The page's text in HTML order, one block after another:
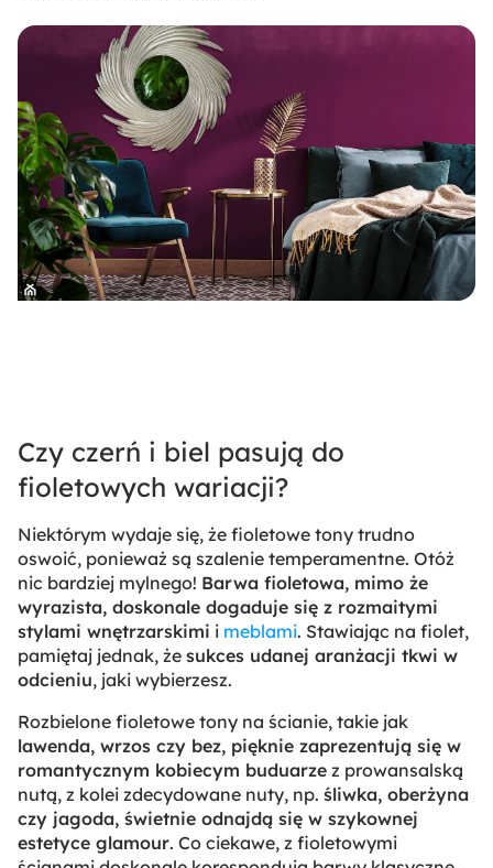
Czy czerń i biel pasują do
fioletowych wariacji?
Niektórym wydaje się, że fioletowe tony trudno
oswoić, ponieważ są szalenie temperamentne. Otóż
nic bardziej mylnego! Barwa fioletowa, mimo że
wyrazista, doskonale dogaduje się z rozmaitymi
stylami wnętrzarskimi i meblami. Stawiając na fiolet,
pamiętaj jednak, że sukces udanej aranżacji tkwi w
odcieniu, jaki wybierzesz.
Rozbielone fioletowe tony na ścianie, takie jak
lawenda, wrzos czy bez, pięknie zaprezentują się w
romantycznym kobiecym buduarze z prowansalską
nutą, z kolei zdecydowane nuty, np. śliwka, oberżyna
czy jagoda, świetnie odnajdą się w szykownej
estetyce glamour. Co ciekawe, z fioletowymi